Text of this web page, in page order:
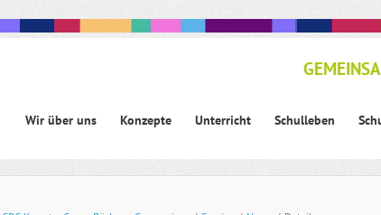
Navigation
Wir über uns Konzepte Unterricht Schulleben